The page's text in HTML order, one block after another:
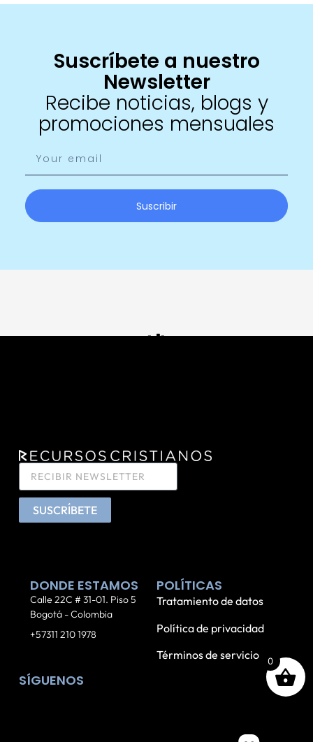
Suscríbete a nuestro
Newsletter
Recibe noticias, blogs y
promociones mensuales
Suscribir
SUSCRÍBETE
DONDE ESTAMOS
Calle 22C # 31-01. Piso 5
Bogotá - Colombia
+57311 210 1978
POLÍTICAS
Tratamiento de datos
Política de privacidad
Términos de servicio
SÍGUENOS
0